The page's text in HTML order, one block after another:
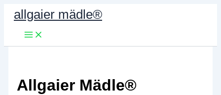
Zum
Inhalt
springen
allgaier mädle®
Allgaier Mädle®